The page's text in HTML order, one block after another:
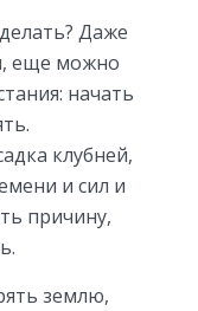
Даже
еще можно
начать
клубней,
и сил и
причину,
землю,